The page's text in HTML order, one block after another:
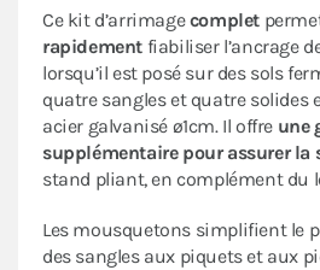
Ce kit d’arrimagecomplet
rapidement fiabiliser l’ancrage
lorsqu’il est posé sur des sols
quatre sangles et quatre solides
acier galvanisé ø1cm. Il offre une
supplémentaire pour assurer la
stand pliant, en complément du
Les mousquetons simplifient le
des sangles aux piquets et aux